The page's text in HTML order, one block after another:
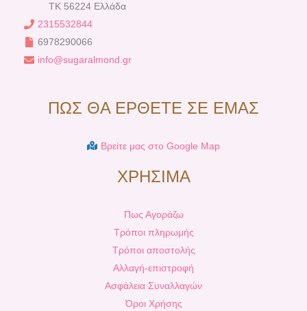
TK 56224 Ελλάδα
2315532844
6978290066
info@sugaralmond.gr
ΠΩΣ ΘΑ ΕΡΘΕΤΕ ΣΕ ΕΜΑΣ
Βρείτε μας στο Google Map
ΧΡΗΣΙΜΑ
Πως Αγοράζω
Τρόποι πληρωμής
Τρόποι αποστολής
Αλλαγή-επιστροφή
Ασφάλεια Συναλλαγών
Όροι Χρήσης